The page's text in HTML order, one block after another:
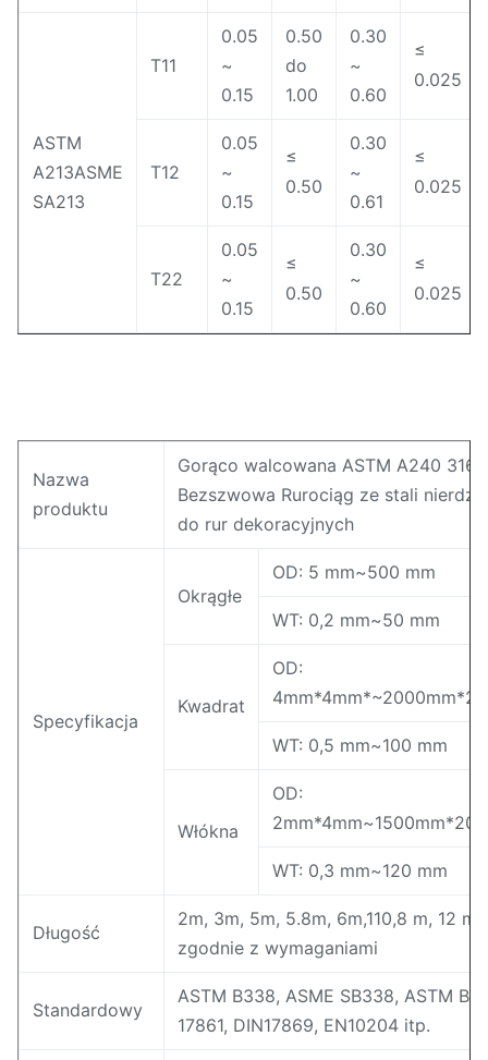
ASTM
A213ASME
SA213
T11
0.05
~
0.15
0.50
do
1.00
0.30
~
0.60
≤
0.025
T12
0.05
~
0.15
≤
0.50
0.30
~
0.61
≤
0.025
T22
0.05
~
0.15
≤
0.50
0.30
~
0.60
≤
0.025
Nazwa
produktu
Gorąco walcowana ASTM A240 316
Bezszwowa Rurociąg ze stali
do rur dekoracyjnych
Specyfikacja
Okrągłe
OD: 5 mm~500 mm
WT: 0,2 mm~50 mm
Kwadrat
OD:
WT: 0,5 mm~100 mm
Włókna
OD:
WT: 0,3 mm~120 mm
Długość
2m, 3m, 5m, 5.8m, 6m,110,8 m, 12 m
zgodnie z wymaganiami
Standardowy
ASTM B338, ASME SB338, ASTM
17861, DIN17869, EN10204 itp.